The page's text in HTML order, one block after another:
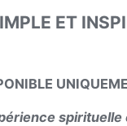
ET